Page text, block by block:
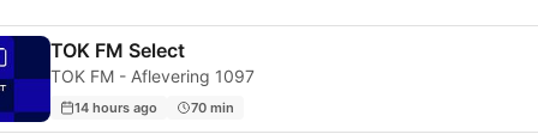
TOK FM Select
TOK FM - Aflevering 1097
14 hours ago 70 min